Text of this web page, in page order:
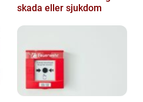
skada eller sjukdom